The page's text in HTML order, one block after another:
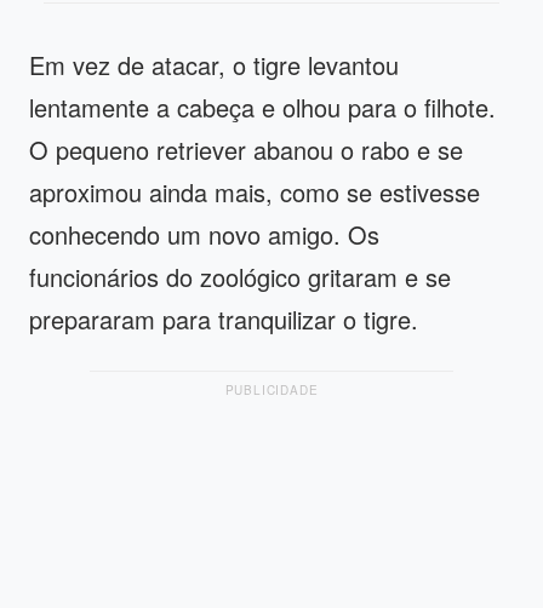
Em vez de atacar, o tigre levantou
lentamente a cabeça e olhou para o filhote.
O pequeno retriever abanou o rabo e se
aproximou ainda mais, como se estivesse
conhecendo um novo amigo. Os
funcionários do zoológico gritaram e se
prepararam para tranquilizar o tigre.
PUBLICIDADE